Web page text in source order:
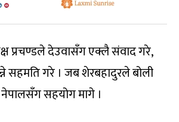
प्रचण्डले देउवासँग एक्लै संवाद गरे,
सहमति गरे । जब शेरबहादुरले बोली
सहयोग मागे ।